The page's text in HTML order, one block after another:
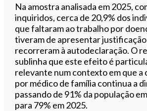
Na amostra analisada em 2025,
inquiridos, cerca de 20,9% dos
que faltaram ao trabalho por
tiveram de apresentar justificação
recorreram à autodeclaração. O
sublinha que este efeito é
relevante num contexto em que a
por médico de família continua a
passando de 91% da população
para 79% em 2025.